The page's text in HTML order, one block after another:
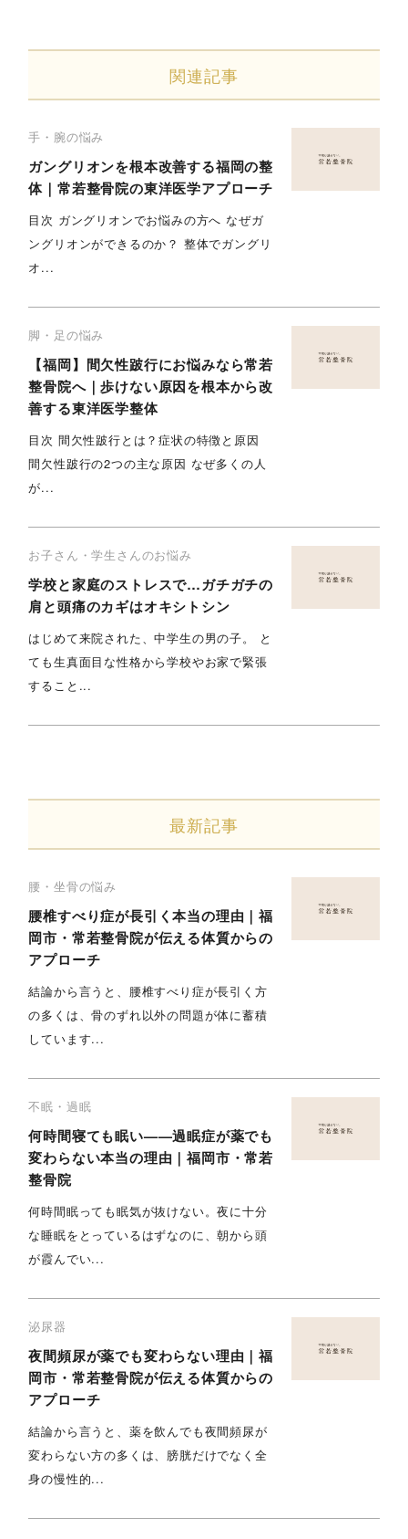
関連記事
手・腕の悩み
ガングリオンを根本改善する福岡の整
体｜常若整骨院の東洋医学アプローチ
目次 ガングリオンでお悩みの方へ なぜガ
ングリオンができるのか？ 整体でガングリ
オ...
脚・足の悩み
【福岡】間欠性跛行にお悩みなら常若
整骨院へ｜歩けない原因を根本から改
善する東洋医学整体
目次 間欠性跛行とは？症状の特徴と原因
間欠性跛行の2つの主な原因 なぜ多くの人
が...
お子さん・学生さんのお悩み
学校と家庭のストレスで…ガチガチの
肩と頭痛のカギはオキシトシン
はじめて来院された、中学生の男の子。 と
ても生真面目な性格から学校やお家で緊張
すること...
最新記事
腰・坐骨の悩み
腰椎すべり症が長引く本当の理由｜福
岡市・常若整骨院が伝える体質からの
アプローチ
結論から言うと、腰椎すべり症が長引く方
の多くは、骨のずれ以外の問題が体に蓄積
しています...
不眠・過眠
何時間寝ても眠い——過眠症が薬でも
変わらない本当の理由｜福岡市・常若
整骨院
何時間眠っても眠気が抜けない。夜に十分
な睡眠をとっているはずなのに、朝から頭
が霞んでい...
泌尿器
夜間頻尿が薬でも変わらない理由｜福
岡市・常若整骨院が伝える体質からの
アプローチ
結論から言うと、薬を飲んでも夜間頻尿が
変わらない方の多くは、膀胱だけでなく全
身の慢性的...